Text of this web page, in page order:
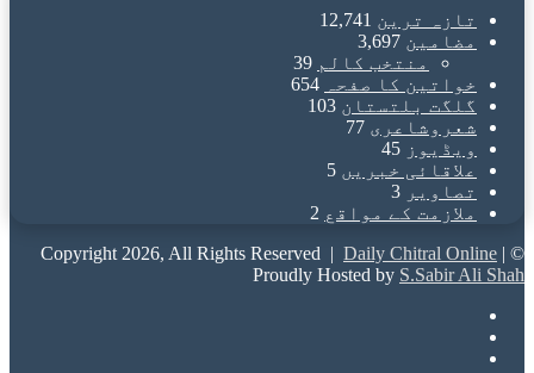
تازہ ترین 12,741
مضامین 3,697
منتخب کالم 39
خواتین کا صفحہ
654
گلگت بلتستان 103
شعروشاعری 77
ویڈیوز 45
علاقائی خبریں 5
تصاویر 3
ملازمت کے مواقع 2
© Copyright 2026, All Rights Reserved |
Daily Chitral Online |
Proudly Hosted by S.Sabir Ali Shah